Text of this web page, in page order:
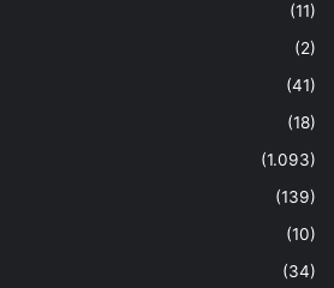
(11)
(2)
(41)
(18)
(1.093)
(139)
(10)
(34)